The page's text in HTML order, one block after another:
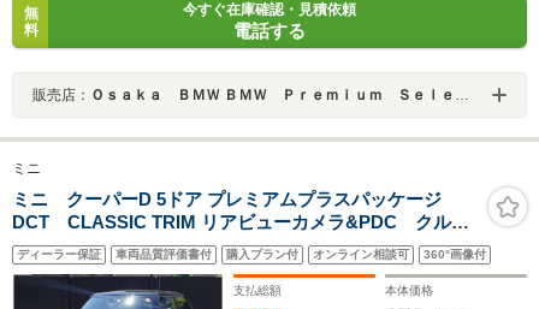
無
料
今すぐ在庫確認・見積依頼
電話する
販売店： Ｏｓａｋａ ＢＭＷ ＢＭＷ Ｐｒｅｍｉｕｍ Ｓｅｌｅｃｔｉｏｎ 城東鶴見
ミニ
ミニ クーパーD 5ドア プレミアムプラスパッケージ
DCT CLASSIC TRIM リアビューカメラ&PDC クルー
ズコントロール シートヒーター ドライビングアシス
ト 16インチアロイホイール LEDヘッドライト ワイ
ヤレスチャージ ルームミラー一体型ETC 認定中古車
ディーラー保証 車両品質評価書付 購入プラン付 オンライン相談可 360°画像付
支払総額 本体価格